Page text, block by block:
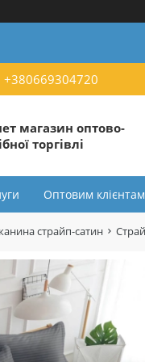
+380669304720
магазин оптово-
торгівлі
Оптовим клієнтам
страйп-сатин